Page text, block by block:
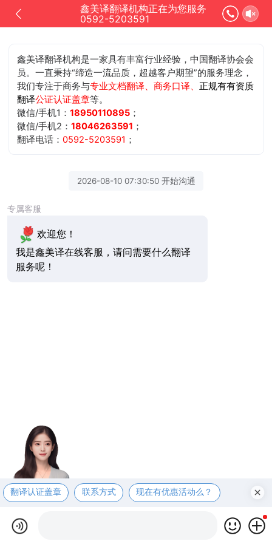
鑫美译翻译机构正在为您服务
0592-5203591
鑫美译翻译机构是一家具有丰富行业经验，中国翻译协会会
员。一直秉持“缔造一流品质，超越客户期望”的服务理念，
我们专注于商务与专业文档翻译、商务口译、 正规有有资质
翻译公证认证盖章等。
微信/手机1：18950110895 ；
微信/手机2：18046263591 ；
翻译电话：0592-5203591 ；
2026-08-10 07:30:50 开始沟通
专属客服
欢迎您！
我是鑫美译在线客服，请问需要什么翻译
服务呢！
翻译认证盖章 联系方式 现在有优惠活动么？